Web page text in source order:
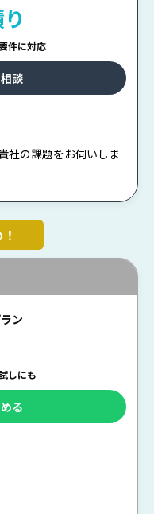
件に対応
談
社の課題をお伺いしま
ン
しにも
る